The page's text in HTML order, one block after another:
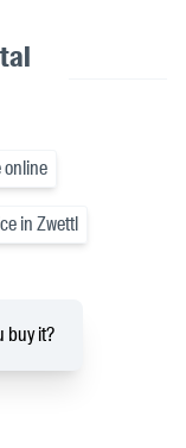
online
in Zwettl
buy it?